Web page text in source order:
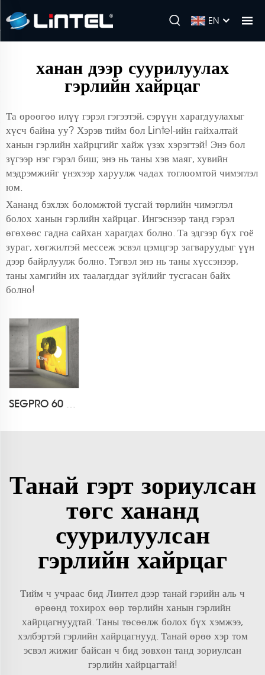
EN
ханан дээр суурилуулах
гэрлийн хайрцаг
Та өрөөгөө илүү гэрэл гэгээтэй, сэрүүн харагдуулахыг
хүсч байна уу? Хэрэв тийм бол Lintel-ийн гайхалтай
ханын гэрлийн хайрцгийг хайж үзэх хэрэгтэй! Энэ бол
зүгээр нэг гэрэл биш; энэ нь таны хэв маяг, хувийн
мэдрэмжийг үнэхээр харуулж чадах тоглоомтой чимэглэл
юм.
Хананд бэхлэх боломжтой тусгай төрлийн чимэглэл
болох ханын гэрлийн хайрцаг. Ингэснээр танд гэрэл
өгөхөөс гадна сайхан харагдах болно. Та эдгээр бүх гоё
зураг, хөгжилтэй мессеж эсвэл цэмцгэр загваруудыг үүн
дээр байрлуулж болно. Тэгвэл энэ нь таны хүссэнээр,
таны хамгийн их таалагддаг зүйлийг тусгасан байх
болно!
SEGPRO 60 мм Ардаас гэрэлтэй, Хананд суурилуулах зориулалттай Гэрэлт Даавуун Ширээний Хайрцаг
Танай гэрт зориулсан
төгс хананд
суурилуулсан
гэрлийн хайрцаг
Тийм ч учраас бид Линтел дээр танай гэрийн аль ч
өрөөнд тохирох өөр төрлийн ханын гэрлийн
хайрцагнуудтай. Таны төсөөлж болох бүх хэмжээ,
хэлбэртэй гэрлийн хайрцагнууд. Танай өрөө хэр том
эсвэл жижиг байсан ч бид зөвхөн танд зориулсан
гэрлийн хайрцагтай!